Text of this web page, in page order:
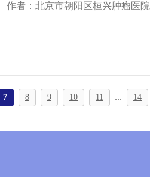
作者：北京市朝阳区桓兴肿瘤医院
7 8 9 10 11 ... 14